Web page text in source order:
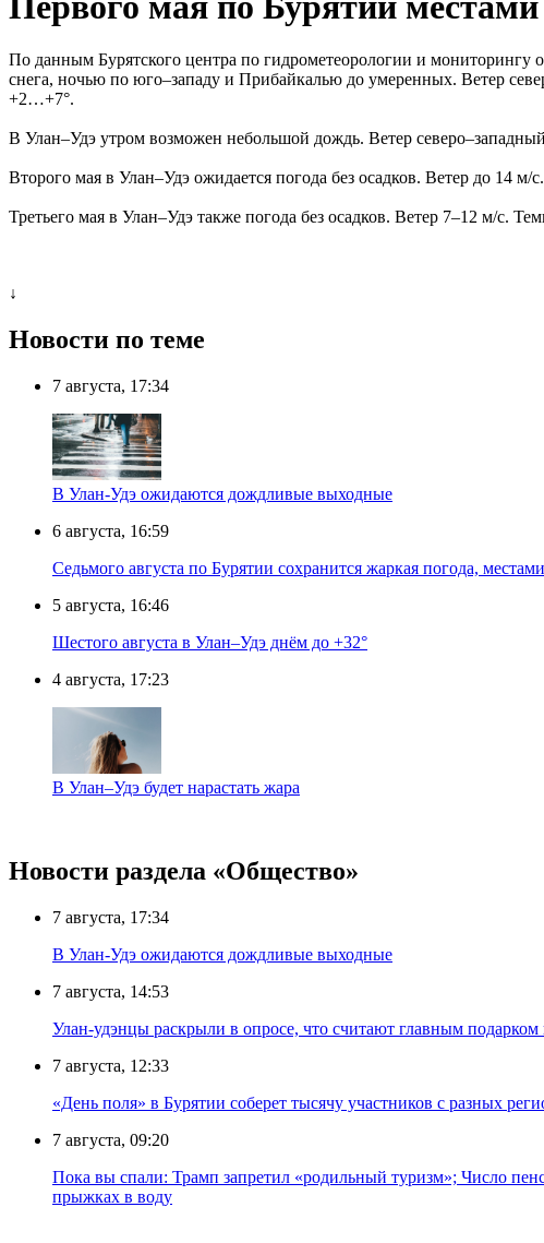
По данным Бурятского центра по гидрометеорологии и
снега, ночью по юго–западу и Прибайкалью до умеренных. Ветер
+2…+7°.
В Улан–Удэ утром возможен небольшой дождь. Ветер
Второго мая в Улан–Удэ ожидается погода без осадков. Ветер до 14
Третьего мая в Улан–Удэ также погода без осадков. Ветер 7–12 м/с.
↓
Новости по теме
7 августа, 17:34
В Улан-Удэ ожидаются дождливые выходные
6 августа, 16:59
Седьмого августа по Бурятии сохранится жаркая погода,
5 августа, 16:46
Шестого августа в Улан–Удэ днём до +32°
4 августа, 17:23
В Улан–Удэ будет нарастать жара
Новости раздела «Общество»
7 августа, 17:34
В Улан-Удэ ожидаются дождливые выходные
7 августа, 14:53
Улан-удэнцы раскрыли в опросе, что считают главным
7 августа, 12:33
«День поля» в Бурятии соберет тысячу участников с разных
7 августа, 09:20
Пока вы спали: Трамп запретил «родильный туризм»; Число
прыжках в воду